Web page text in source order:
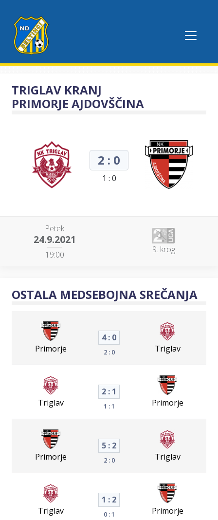
TRIGLAV KRANJ
PRIMORJE AJDOVŠČINA
2 : 0
1 : 0
Petek
24.9.2021
19:00 9. krog
OSTALA MEDSEBOJNA SREČANJA
Primorje
4 : 0
2 : 0 Triglav
Triglav
2 : 1
1 : 1 Primorje
Primorje
5 : 2
2 : 0 Triglav
Triglav
1 : 2
0 : 1 Primorje